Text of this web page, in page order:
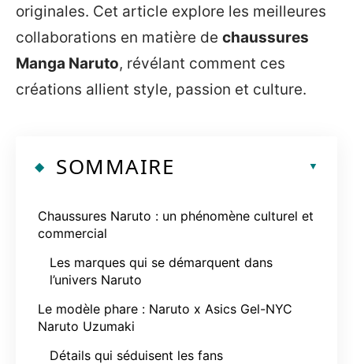
originales. Cet article explore les meilleures
collaborations en matière de chaussures
Manga Naruto, révélant comment ces
créations allient style, passion et culture.
SOMMAIRE
Chaussures Naruto : un phénomène culturel et
commercial
Les marques qui se démarquent dans
l’univers Naruto
Le modèle phare : Naruto x Asics Gel-NYC
Naruto Uzumaki
Détails qui séduisent les fans